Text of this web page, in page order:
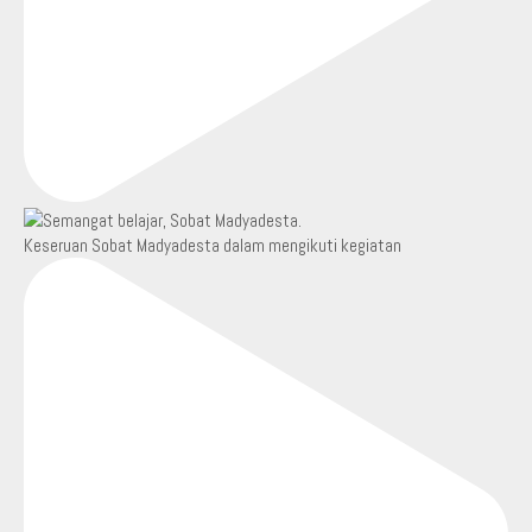
Keseruan Sobat Madyadesta dalam mengikuti kegiatan